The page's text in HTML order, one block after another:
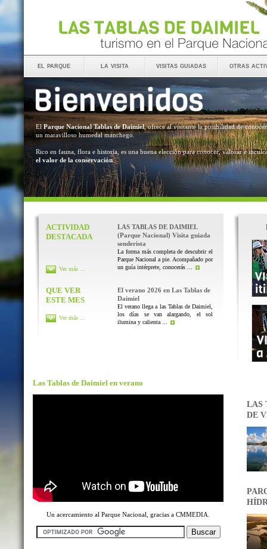
el parque la visita visitas guiadas otras
El Parque Nacional Tablas de Daimiel, ofrece al visitante la posibilidad de conocer
un maravilloso humedal manchego.
Rico en fauna, flora e historia, es una buena elección para conocer, valorar e
el valor de la conservación.
ACTIVIDAD
DESTACADA
LAS TABLAS DE DAIMIEL
(Parque Nacional) Visita guiada
senderista
La forma más completa de descubrir el
Parque Nacional a pie. Acompañado por
un guía intérprete, conocerás ...
Ver más ...
QUE VER
ESTE MES
El verano 2026 en Las Tablas de
Daimiel
El verano llega a las Tablas de Daimiel,
los días se van alargando, el sol
ilumina y calienta ...
Ver más ...
Las Tablas de Daimiel en verano
Un acercamiento al Parque Nacional, gracias a CMMEDIA.
LAS
DE